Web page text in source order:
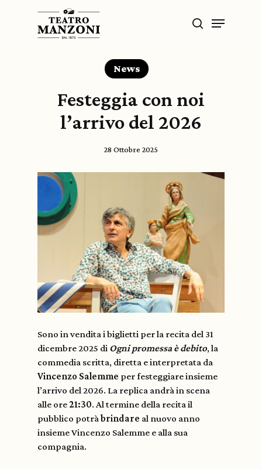
search
Menu
News
Festeggia con noi
l’arrivo del 2026
28 Ottobre 2025
Sono in vendita i biglietti per la recita del 31
dicembre 2025 di Ogni promessa è debito, la
commedia scritta, diretta e interpretata da
Vincenzo Salemme per festeggiare insieme
l’arrivo del 2026. La replica andrà in scena
alle ore21:30. Al termine della recita il
pubblico potràbrindare al nuovo anno
insieme Vincenzo Salemme e alla sua
compagnia.